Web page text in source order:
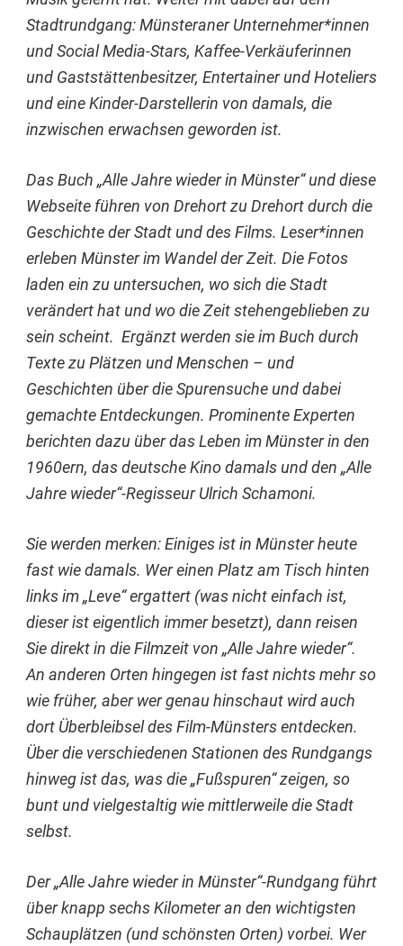
Stadtrundgang: Münsteraner Unternehmer*innen
und Social Media-Stars, Kaffee-Verkäuferinnen
und Gaststättenbesitzer, Entertainer und Hoteliers
und eine Kinder-Darstellerin von damals, die
inzwischen erwachsen geworden ist.
Das Buch „Alle Jahre wieder in Münster“ und diese
Webseite führen von Drehort zu Drehort durch die
Geschichte der Stadt und des Films. Leser*innen
erleben Münster im Wandel der Zeit. Die Fotos
laden ein zu untersuchen, wo sich die Stadt
verändert hat und wo die Zeit stehengeblieben zu
sein scheint. Ergänzt werden sie im Buch durch
Texte zu Plätzen und Menschen – und
Geschichten über die Spurensuche und dabei
gemachte Entdeckungen. Prominente Experten
berichten dazu über das Leben im Münster in den
1960ern, das deutsche Kino damals und den „Alle
Jahre wieder“-Regisseur Ulrich Schamoni.
Sie werden merken: Einiges ist in Münster heute
fast wie damals. Wer einen Platz am Tisch hinten
links im „Leve“ ergattert (was nicht einfach ist,
dieser ist eigentlich immer besetzt), dann reisen
Sie direkt in die Filmzeit von „Alle Jahre wieder“.
An anderen Orten hingegen ist fast nichts mehr so
wie früher, aber wer genau hinschaut wird auch
dort Überbleibsel des Film-Münsters entdecken.
Über die verschiedenen Stationen des Rundgangs
hinweg ist das, was die „Fußspuren“ zeigen, so
bunt und vielgestaltig wie mittlerweile die Stadt
selbst.
Der „Alle Jahre wieder in Münster“-Rundgang führt
über knapp sechs Kilometer an den wichtigsten
Schauplätzen (und schönsten Orten) vorbei. Wer